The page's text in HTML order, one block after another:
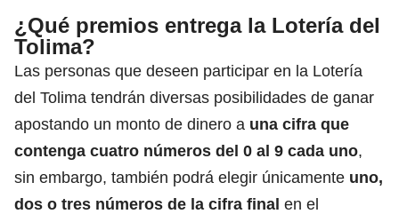
¿Qué premios entrega la Lotería del
Tolima?
Las personas que deseen participar en la Lotería
del Tolima tendrán diversas posibilidades de ganar
apostando un monto de dinero a una cifra que
contenga cuatro números del 0 al 9 cada uno,
sin embargo, también podrá elegir únicamente uno,
dos o tres números de la cifra final en el